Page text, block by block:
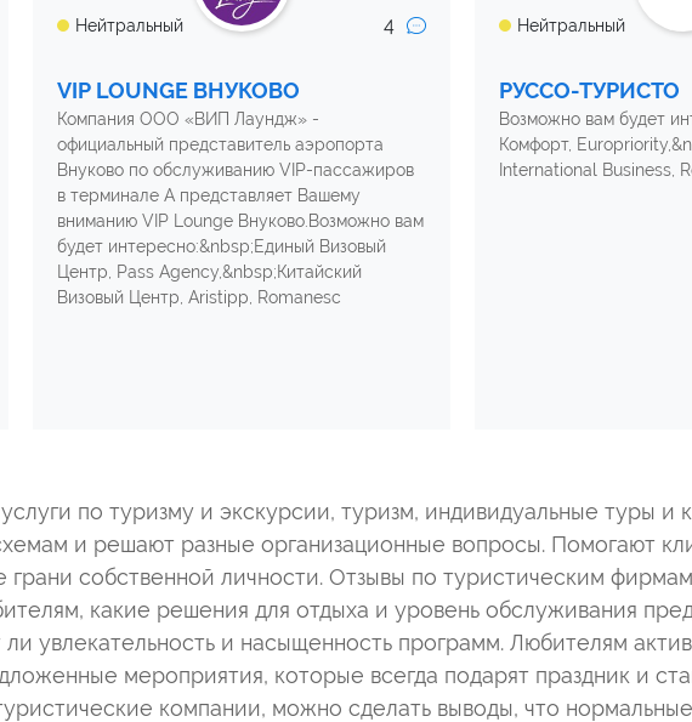
Нейтральный 4
VIP LOUNGE ВНУКОВО
Компания ООО «ВИП Лаундж» -
официальный представитель аэропорта
Внуково по обслуживанию VIP-пассажиров
в терминале А представляет Вашему
вниманию VIP Lounge Внуково.Возможно вам
будет интересно:&nbsp;Единый Визовый
Центр, Pass Agency,&nbsp;Китайский
Визовый Центр, Aristipp, Romanesc
Нейтральный
РУССО-ТУРИСТО
Возможно вам будет
Комфорт,
International Business,
по туризму и экскурсии, туризм, индивидуальные туры и
и решают разные организационные вопросы. Помогают
собственной личности. Отзывы по туристическим
какие решения для отдыха и уровень обслуживания
увлекательность и насыщенность программ. Любителям
мероприятия, которые всегда подарят праздник и
компании, можно сделать выводы, что